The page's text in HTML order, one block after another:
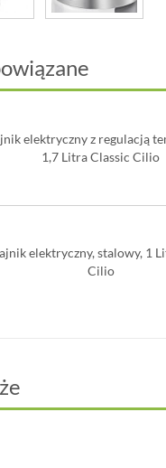
elektryczny z regulacją
1,7 Litra Classic Cilio
elektryczny, stalowy, 1
Cilio